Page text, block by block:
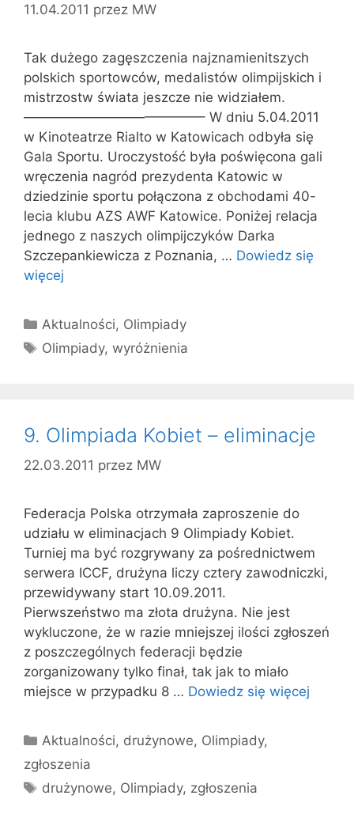
11.04.2011 przez MW
Tak dużego zagęszczenia najznamienitszych
polskich sportowców, medalistów olimpijskich i
mistrzostw świata jeszcze nie widziałem.
—————————————– W dniu 5.04.2011
w Kinoteatrze Rialto w Katowicach odbyła się
Gala Sportu. Uroczystość była poświęcona gali
wręczenia nagród prezydenta Katowic w
dziedzinie sportu połączona z obchodami 40-
lecia klubu AZS AWF Katowice. Poniżej relacja
jednego z naszych olimpijczyków Darka
Szczepankiewicza z Poznania, … Dowiedz się
więcej
Kategorie
Aktualności, Olimpiady
Tagi
Olimpiady,wyróżnienia
9. Olimpiada Kobiet – eliminacje
22.03.2011 przez MW
Federacja Polska otrzymała zaproszenie do
udziału w eliminacjach 9 Olimpiady Kobiet.
Turniej ma być rozgrywany za pośrednictwem
serwera ICCF, drużyna liczy cztery zawodniczki,
przewidywany start 10.09.2011.
Pierwszeństwo ma złota drużyna. Nie jest
wykluczone, że w razie mniejszej ilości zgłoszeń
z poszczególnych federacji będzie
zorganizowany tylko finał, tak jak to miało
miejsce w przypadku 8 … Dowiedz się więcej
Kategorie
Aktualności, drużynowe, Olimpiady,
zgłoszenia
Tagi
drużynowe, Olimpiady, zgłoszenia